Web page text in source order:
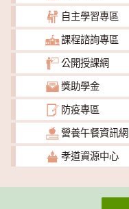
自主學習專區
課程諮詢專區
公開授課網
獎助學金
防疫專區
營養午餐資訊網
孝道資源中心